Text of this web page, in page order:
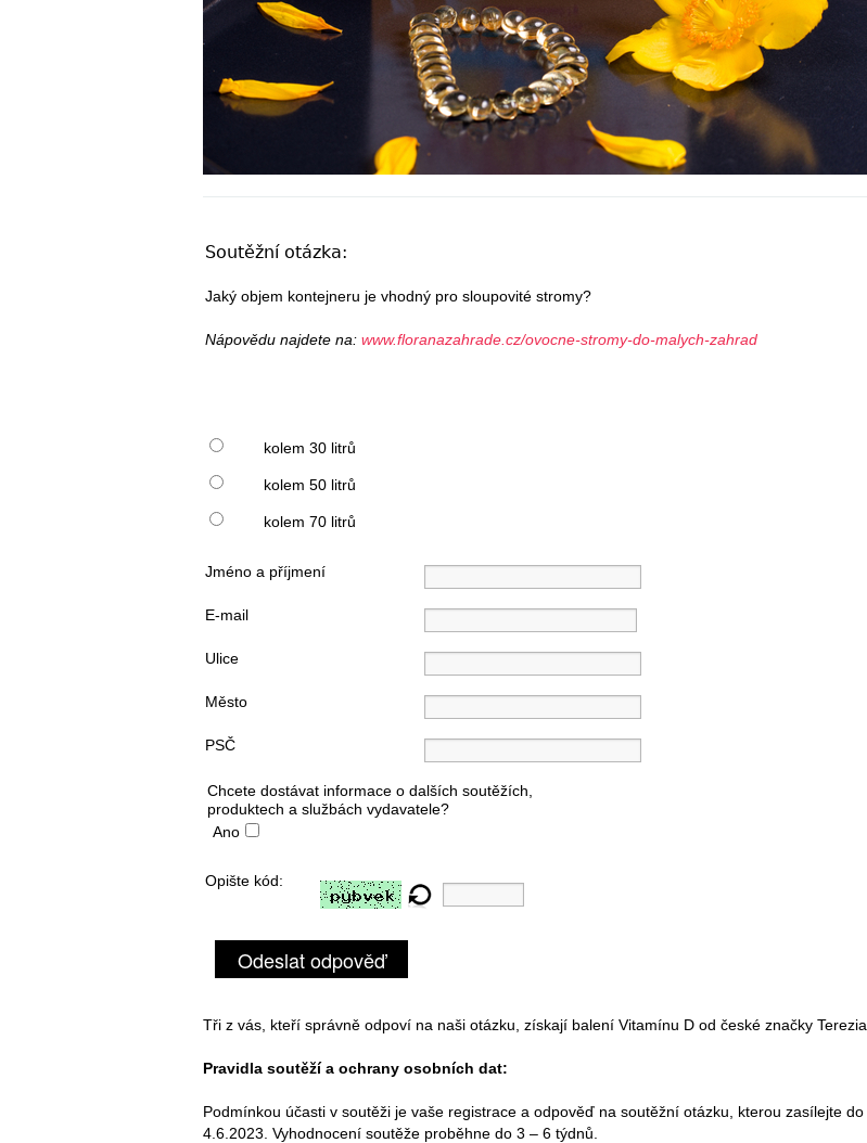
Soutěžní otázka:
Jaký objem kontejneru je vhodný pro sloupovité stromy?
Nápovědu najdete na: www.floranazahrade.cz/ovocne-stromy-do-malych-zahrad
kolem 30 litrů
kolem 50 litrů
kolem 70 litrů
Jméno a příjmení
E-mail
Ulice
Město
PSČ
Chcete dostávat informace o dalších soutěžích,
produktech a službách vydavatele?
Ano
Opište kód:
Odeslat odpověď
Tři z vás, kteří správně odpoví na naši otázku, získají balení Vitamínu D od české značky Terezia.
Pravidla soutěží a ochrany osobních dat:
Podmínkou účasti v soutěži je vaše registrace a odpověď na soutěžní otázku, kterou zasílejte do
4.6.2023. Vyhodnocení soutěže proběhne do 3 – 6 týdnů.